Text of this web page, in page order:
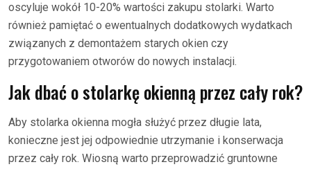
oscyluje wokół 10-20% wartości zakupu stolarki. Warto
również pamiętać o ewentualnych dodatkowych wydatkach
związanych z demontażem starych okien czy
przygotowaniem otworów do nowych instalacji.
Jak dbać o stolarkę okienną przez cały rok?
Aby stolarka okienna mogła służyć przez długie lata,
konieczne jest jej odpowiednie utrzymanie i konserwacja
przez cały rok. Wiosną warto przeprowadzić gruntowne